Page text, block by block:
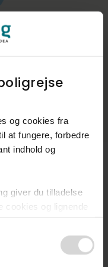
og cookies fra
at fungere, forbedre
indhold og
giver du tilladelse
cookies og lignende
oplysninger med
markedsføring til
25,7%